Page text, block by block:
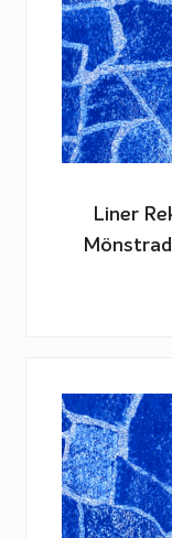
Liner